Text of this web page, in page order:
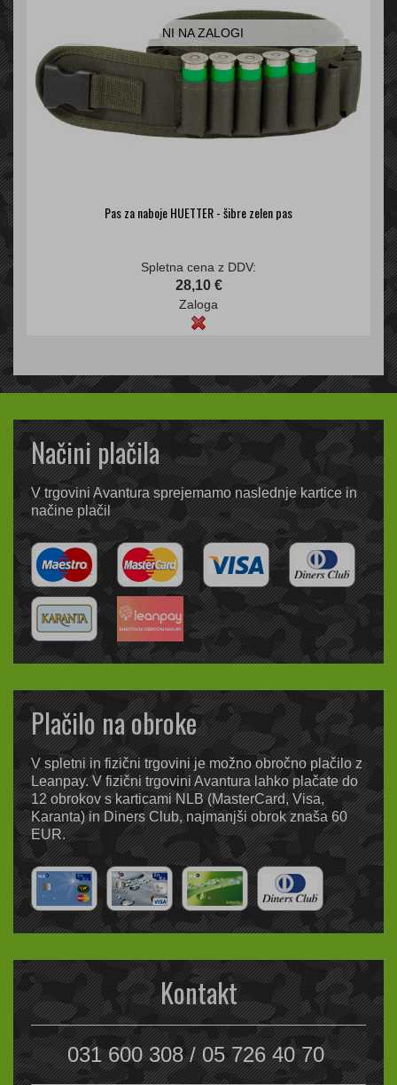
NI NA ZALOGI
Pas za naboje HUETTER - šibre zelen pas
Spletna cena z DDV:
28,10 €
Zaloga
Načini plačila
V trgovini Avantura sprejemamo naslednje kartice in
načine plačil
Plačilo na obroke
V spletni in fizični trgovini je možno obročno plačilo z
Leanpay. V fizični trgovini Avantura lahko plačate do
12 obrokov s karticami NLB (MasterCard, Visa,
Karanta) in Diners Club, najmanjši obrok znaša 60
EUR.
Kontakt
031 600 308 / 05 726 40 70